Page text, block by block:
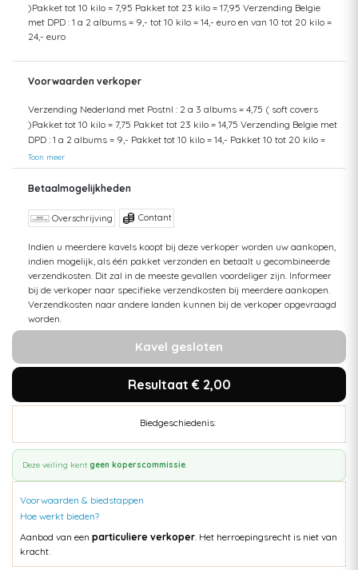
)Pakket tot 10 kilo = 7,95 Pakket tot 23 kilo = 17,95 Verzending Belgie
met DPD : 1 a 2 albums = 9,- tot 10 kilo = 14,- euro en van 10 tot 20 kilo =
24,- euro
Voorwaarden verkoper
Verzending Nederland met Postnl : 2 a 3 albums = 4,75 ( soft covers
)Pakket tot 10 kilo = 7,75 Pakket tot 23 kilo = 14,75 Verzending Belgie met
DPD : 1 a 2 albums = 9,- Pakket tot 10 kilo = 14,- Pakket 10 tot 20 kilo =
24,- Ophalen in Den Haag kan ook
Toon meer
Betaalmogelijkheden
Overschrijving Contant
Indien u meerdere kavels koopt bij deze verkoper worden uw aankopen,
indien mogelijk, als één pakket verzonden en betaalt u gecombineerde
verzendkosten. Dit zal in de meeste gevallen voordeliger zijn. Informeer
bij de verkoper naar specifieke verzendkosten bij meerdere aankopen.
Verzendkosten naar andere landen kunnen bij de verkoper opgevraagd
worden.
Kavel gesloten
Resultaat € 2,00
Biedgeschiedenis:
Deze veiling kent geen koperscommissie.
Voorwaarden & biedstappen
Hoe werkt bieden?
Aanbod van een particuliere verkoper . Het herroepingsrecht is niet van
kracht.